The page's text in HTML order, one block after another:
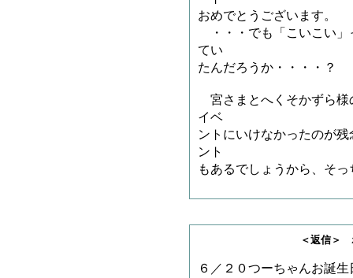
おめでとうございます。
・・・でも「こいこい」
てい
たんだろうか・・・・？
宮さまとへくそかずら様
イベ
ントにいけなかったのが
ント
もあるでしょうから、そ
＜返信＞ ボスの子
６／２０つーちゃんお誕